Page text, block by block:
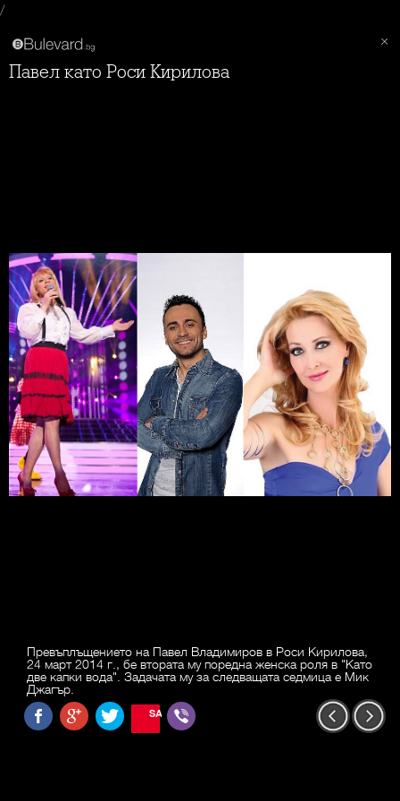
/
Павел като Роси Кирилова
Превъплъщението на Павел Владимиров в Роси Кирилова,
24 март 2014 г., бе втората му поредна женска роля в "Като
две капки вода". Задачата му за следващата седмица е Мик
Джагър.
SAVE